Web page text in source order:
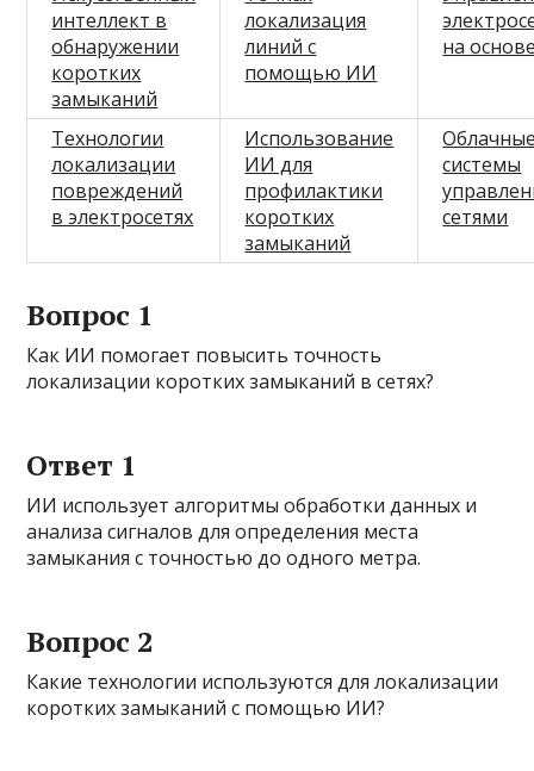
интеллект в
обнаружении
коротких
замыканий
локализация
линий с
помощью ИИ
на
Технологии
локализации
повреждений
в электросетях
Использование
ИИ для
профилактики
коротких
замыканий
системы
сетями
Вопрос 1
Как ИИ помогает повысить точность
локализации коротких замыканий в сетях?
Ответ 1
ИИ использует алгоритмы обработки данных и
анализа сигналов для определения места
замыкания с точностью до одного метра.
Вопрос 2
Какие технологии используются для локализации
коротких замыканий с помощью ИИ?